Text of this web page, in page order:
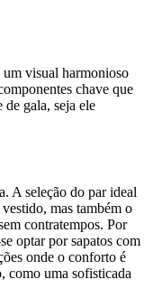
um visual harmonioso
chave que
gala, seja ele
A seleção do par ideal
mas também o
contratempos. Por
optar por sapatos com
onde o conforto é
como uma sofisticada